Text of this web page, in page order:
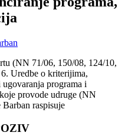
(NN 71/06, 150/08, 124/10,
Uredbe o kriterijima,
programa i
provode udruge (NN
raspisuje